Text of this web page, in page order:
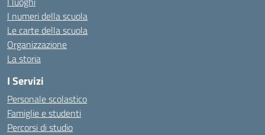
I numeri della scuola
Le carte della scuola
Organizzazione
La storia
I Servizi
Personale scolastico
Famiglie e studenti
Percorsi di studio